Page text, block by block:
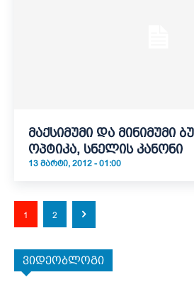
მაქსიმუმი და მინიმუმი
ოპტიკა, სნელის კანონი
13 ᲛᲐᲠᲢᲘ, 2012 - 01:00
1 2
ვიდეობლოგი